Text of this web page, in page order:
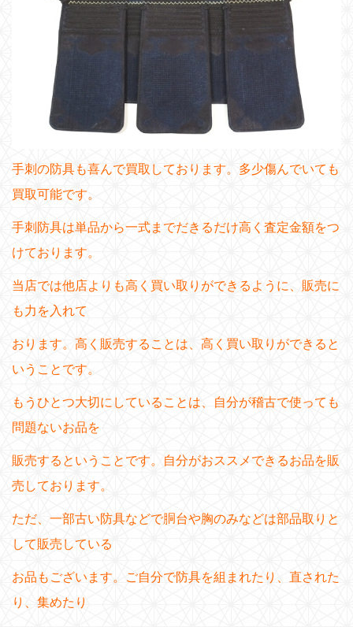
手刺の防具も喜んで買取しております。多少傷んでいても
買取可能です。
手刺防具は単品から一式までだきるだけ高く査定金額をつ
けております。
当店では他店よりも高く買い取りができるように、販売に
も力を入れて
おります。高く販売することは、高く買い取りができると
いうことです。
もうひとつ大切にしていることは、自分が稽古で使っても
問題ないお品を
販売するということです。自分がおススメできるお品を販
売しております。
ただ、一部古い防具などで胴台や胸のみなどは部品取りと
して販売している
お品もございます。ご自分で防具を組まれたり、直された
り、集めたり